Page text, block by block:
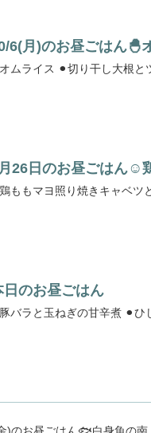
6(月)のお昼ごはん🐣
26日のお昼ごはん☺️
日のお昼ごはん